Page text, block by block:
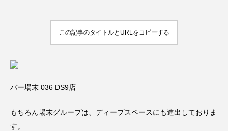
この記事のタイトルとURLをコピーする
バー場末 036 DS9店
もちろん場末グループは、ディープスペースにも進出しておりま
す。